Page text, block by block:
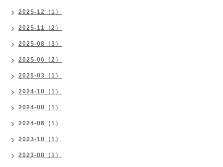
2025-12（1）
2025-11（2）
2025-08（3）
2025-06（2）
2025-03（1）
2024-10（1）
2024-08（1）
2024-06（1）
2023-10（1）
2023-08（1）